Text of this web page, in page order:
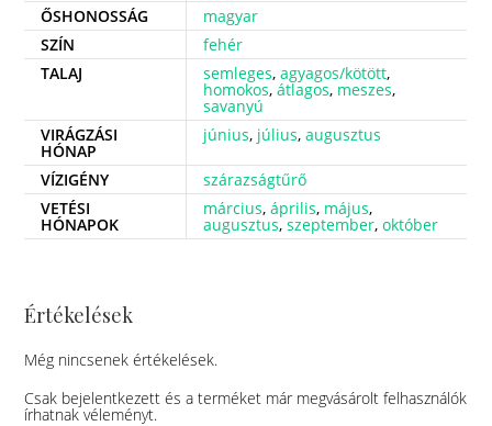
ŐSHONOSSÁG
magyar
SZÍN
fehér
TALAJ
semleges,agyagos/kötött,
homokos,átlagos, meszes,
savanyú
VIRÁGZÁSI
HÓNAP
június, július,augusztus
VÍZIGÉNY
szárazságtűrő
VETÉSI
HÓNAPOK
március,április, május,
augusztus,szeptember,október
Értékelések
Még nincsenek értékelések.
Csak bejelentkezett és a terméket már megvásárolt felhasználók
írhatnak véleményt.